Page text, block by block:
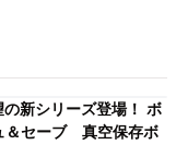
新シリーズ登場！ ボ
＆セーブ 真空保存ボ